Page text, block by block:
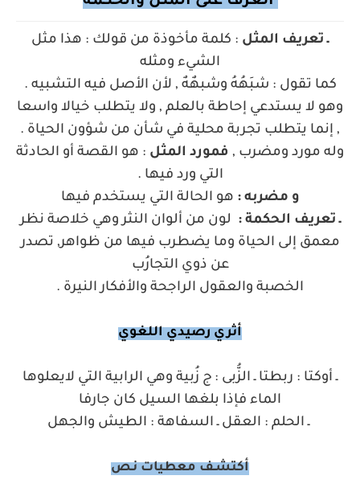
ـ تعريف المثل : كلمة مأخوذة من قولك : هذا مثل
الشيء ومثله
كما تقول : شبَهُهُ وشبهٌهٌ , لأن الأصل فيه التشبيه .
وهو لا يستدعي إحاطة بالعلم , ولا يتطلب خيالا واسعا
, إنما يتطلب تجربة محلية في شأن من شؤون الحياة .
وله مورد ومضرب , فمورد المثل : هو القصة أو الحادثة
التي ورد فيها .
و مضربه : هو الحالة التي يستخدم فيها
ـ تعريف الحكمة : لون من ألوان النثر وهي خلاصة نظر
معمق إلى الحياة وما يضطرب فيها من ظواهر, تصدر
عن ذوي التجارُب
الخصبة والعقول الراجحة والأفكار النيرة .
أثري رصيدي اللغوي
ـ أوكتا : ربطتا ـ الزُّبى : ج زُبية وهي الرابية التي لايعلوها
الماء فإذا بلغها السيل كان جارفا
ـ الحلم : العقل ـ السفاهة : الطيش والجهل
أكتشـف معطيات نـص